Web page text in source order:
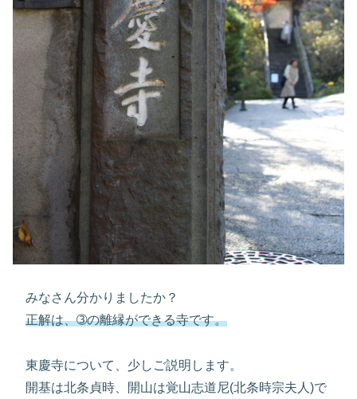
みなさん分かりましたか？
正解は、➂の離縁ができる寺です。
東慶寺について、少しご説明します。
開基は北条貞時、開山は覚山志道尼(北条時宗夫人)で